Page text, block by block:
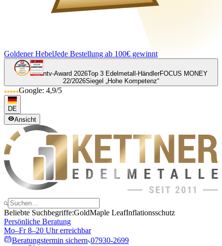
Goldener HebelJede Bestellung ab 100€ gewinnt
ntv-Award 2026Top 3 Edelmetall-HändlerFOCUS MONEY
22/2026Siegel „Hohe Kompetenz“
Google: 4,9/5
DE
Ansicht
Beliebte Suchbegriffe:GoldMaple LeafInflationsschutz
Persönliche Beratung
Mo–Fr 8–20 Uhr erreichbar
Beratungstermin sichern 07930-2699